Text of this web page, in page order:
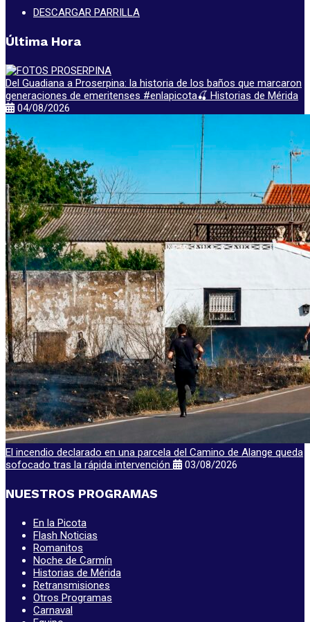
DESCARGAR PARRILLA
Última Hora
Del Guadiana a Proserpina: la historia de los baños que marcaron
generaciones de emeritenses #enlapicota🍒 Historias de Mérida
04/08/2026
El incendio declarado en una parcela del Camino de Alange queda
sofocado tras la rápida intervención
03/08/2026
NUESTROS PROGRAMAS
En la Picota
Flash Noticias
Romanitos
Noche de Carmín
Historias de Mérida
Retransmisiones
Otros Programas
Carnaval